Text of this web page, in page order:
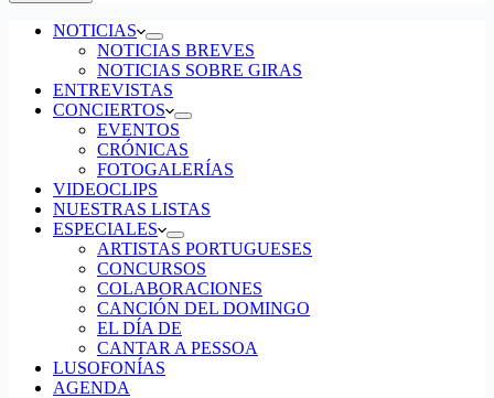
NOTICIAS
NOTICIAS BREVES
NOTICIAS SOBRE GIRAS
ENTREVISTAS
CONCIERTOS
EVENTOS
CRÓNICAS
FOTOGALERÍAS
VIDEOCLIPS
NUESTRAS LISTAS
ESPECIALES
ARTISTAS PORTUGUESES
CONCURSOS
COLABORACIONES
CANCIÓN DEL DOMINGO
EL DÍA DE
CANTAR A PESSOA
LUSOFONÍAS
AGENDA